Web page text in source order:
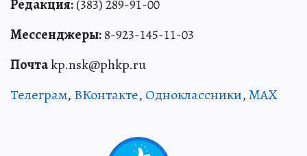
Редакция:(383) 289-91-00
Мессенджеры:8-923-145-11-03
Почтаkp.nsk@phkp.ru
Телеграм, ВКонтакте, Одноклассники,MAX